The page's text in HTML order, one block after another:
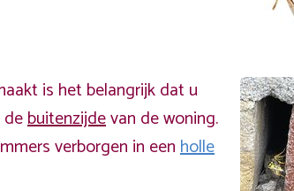
is het belangrijk dat u
buitenzijdevan de woning.
verborgen in eenholle